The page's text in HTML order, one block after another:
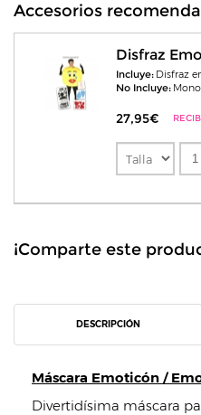
Accesorios
Disfraz
Incluye: Disfraz
No Incluye:
27,95€
¡Comparte este
DESCRIPCIÓN
Máscara Emoticón /
Divertidísima máscara